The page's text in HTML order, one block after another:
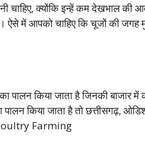
चाहिए, क्योंकि इन्हें कम देखभाल की
में आपको चाहिए कि चूजों की जगह
पालन किया जाता है जिनकी बाजार
किया जाता है तो छत्तीसगढ़,
Poultry Farming